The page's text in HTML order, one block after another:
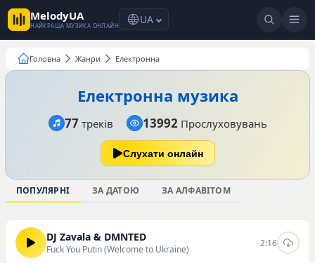
MelodyUA
НАЙКРАЩА МУЗИКА ОНЛАЙН UA
Головна Жанри Електронна
Електронна музика
77треків 13992Прослуховувань
Слухати онлайн
ПОПУЛЯРНІ ЗА ДАТОЮ ЗА АЛФАВІТОМ
DJ Zavala & DMNTED
Fuck You Putin (Welcome to Ukraine)
2:16